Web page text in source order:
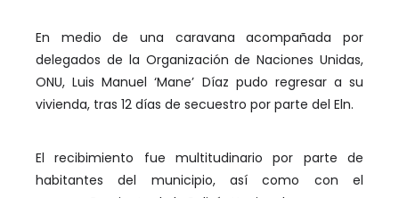
En medio de una caravana acompañada por
delegados de la Organización de Naciones Unidas,
ONU, Luis Manuel ‘Mane’ Díaz pudo regresar a su
vivienda, tras 12 días de secuestro por parte del Eln.
El recibimiento fue multitudinario por parte de
habitantes del municipio, así como con el